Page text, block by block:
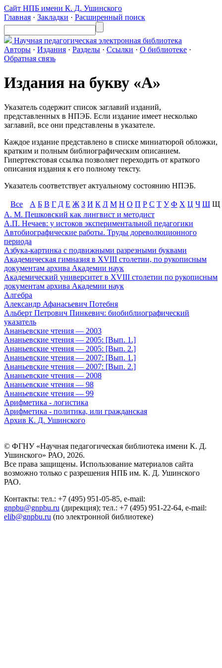
Сайт НПБ имени К. Д. Ушинского
Главная · Закладки · Расширенный поиск
Научная педагогическая электронная библиотека
Авторы · Издания · Разделы · Ссылки · О библиотеке ·
Обратная связь
Издания на букву «А»
Указатель содержит список заглавий изданий,
представленных в НПЭБ. Если издание имеет несколько
заглавий, все они представлены в указателе.
Каждое издание представлено в списке миниатюрой обложки,
кратким и полным библиографическим описанием.
Гипертекстовая ссылка позволяет переходить от краткого
описания издания к его полному тексту.
Указатель соответствует актуальному состоянию НПЭБ.
Все А Б В Г Д Е Ж З И К Л М Н О П Р С Т У Ф Х Ц Ч Ш Щ
А. М. Пешковский как лингвист и методист
А.П. Нечаев: у истоков экспериментальной педагогики
Автобиографические работы. Труды дореволюционного
периода
Азбука-картинка с подвижными разрезными буквами
Академическая гимназия в XVIII столетии, по рукописным
документам архива Академии наук
Академический университет в XVIII столетии по рукописным
документам архива Академии наук
Алгебра
Александр Афанасьевич Потебня
Альберт Петрович Пинкевич: биобиблиографический
указатель
Ананьевские чтения — 2003
Ананьевские чтения — 2005: [Вып. 1.]
Ананьевские чтения — 2005: [Вып. 2.]
Ананьевские чтения — 2007: [Вып. 1.]
Ананьевские чтения — 2007: [Вып. 2.]
Ананьевские чтения — 2008
Ананьевские чтения — 98
Ананьевские чтения — 99
Арифметика - логистика
Арифметика - политика, или гражданская
Архив К. Д. Ушинского
© ФГНУ «Научная педагогическая библиотека имени К. Д.
Ушинского» РАО, 2026.
Все права защищены. Использование материалов сайта
возможно только с разрешения НПБ им. К. Д. Ушинского
РАО.
Контакты: тел.: +7 (495) 951-05-85, e-mail:
gnpbu@gnpbu.ru (дирекция); тел.: +7 (495) 951-22-64, e-mail:
elib@gnpbu.ru (по электронной библиотеке)